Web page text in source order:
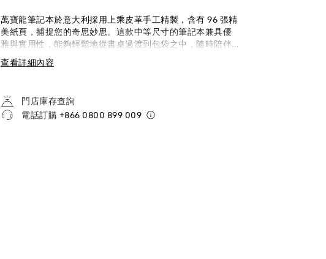
萬寶龍筆記本於意大利採用上乘皮革手工精製，含有 96 張精
美紙頁，捕捉您的奇思妙思。這款中等尺寸的筆記本兼具優
雅與實用性，能夠輕鬆地從書桌過渡到包袋之中，隨時陪伴
您度過珍貴時刻。 意大利製造。尺寸 150 x 210 毫米。
查看詳細內容
門店庫存查詢
電話訂購 +866 0800 899 009